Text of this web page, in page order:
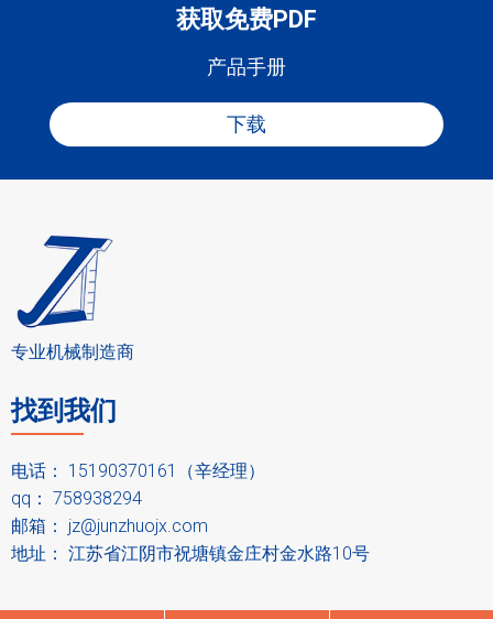
获取免费PDF
产品手册
下载
专业机械制造商
找到我们
电话： 15190370161（辛经理）
qq： 758938294
邮箱： jz@junzhuojx.com
地址： 江苏省江阴市祝塘镇金庄村金水路10号